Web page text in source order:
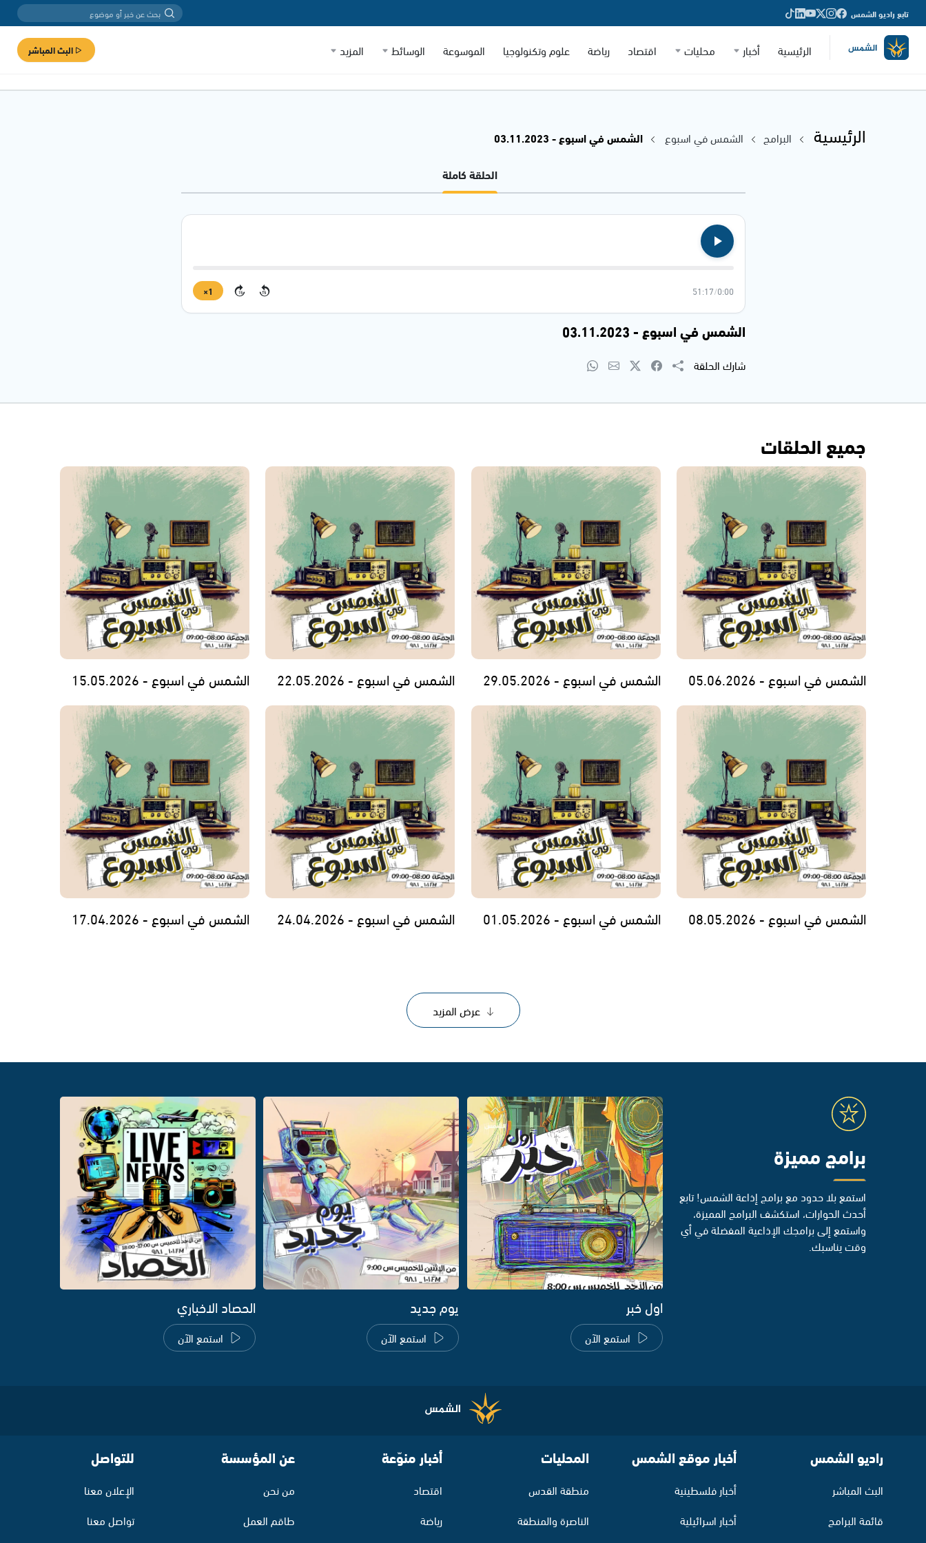
تابع راديو الشمس
الرئيسية أخبار محليات اقتصاد رياضة علوم وتكنولوجيا الموسوعة الوسائط المزيد البث المباشر
الرئيسية البرامج الشمس في اسبوع
الشمس في اسبوع - 03.11.2023
الحلقة كاملة
0:00
/
51:17
15
15
1×
الشمس في اسبوع - 03.11.2023
شارك الحلقة
جميع الحلقات
الشمس في اسبوع - 05.06.2026 الشمس في اسبوع - 29.05.2026 الشمس في اسبوع - 22.05.2026 الشمس في اسبوع - 15.05.2026
الشمس في اسبوع - 08.05.2026 الشمس في اسبوع - 01.05.2026 الشمس في اسبوع - 24.04.2026 الشمس في اسبوع - 17.04.2026
عرض المزيد
برامج مميزة
استمع بلا حدود مع برامج إذاعة الشمس! تابع
أحدث الحوارات، استكشف البرامج المميزة،
واستمع إلى برامجك الإذاعية المفضلة في أي
وقت يناسبك.
اول خبر
استمع الآن
يوم جديد
استمع الآن
الحصاد الاخباري
استمع الآن
راديو الشمس
البث المباشر
قائمة البرامج
أخبار موقع الشمس
أخبار فلسطينية
أخبار اسرائيلية
المحليات
منطقة القدس
الناصرة والمنطقة
أخبار منوّعة
اقتصاد
رياضة
عن المؤسسة
من نحن
طاقم العمل
للتواصل
الإعلان معنا
تواصل معنا